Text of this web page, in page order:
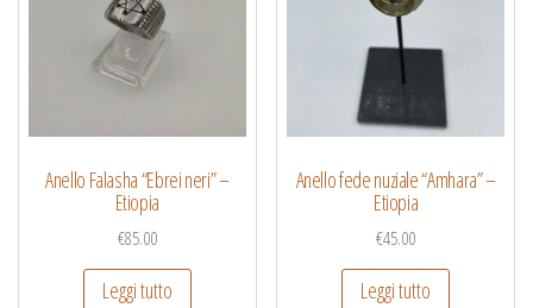
Anello Falasha “Ebrei neri” –
Etiopia
€85.00
Leggi tutto
Anello fede nuziale “Amhara” –
Etiopia
€45.00
Leggi tutto